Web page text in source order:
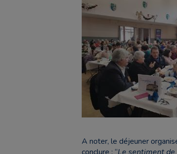
A noter, le déjeuner